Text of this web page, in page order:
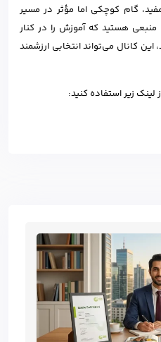
گام کوچکی اما مؤثر در مسیر
منبعی هستید که آموزش را در کنار
کانال می‌تواند انتخابی ارزشمند
لینک زیر استفاده کنید: